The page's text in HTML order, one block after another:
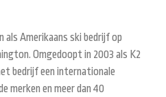
als Amerikaans ski bedrijf op
Omgedoopt in 2003 als K2
bedrijf een internationale
merken en meer dan 40